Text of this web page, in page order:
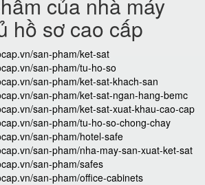
hồ sơ cao cấp
san-pham/ket-sat
san-pham/tu-ho-so
san-pham/ket-sat-khach-san
san-pham/ket-sat-ngan-hang-bemc
san-pham/ket-sat-xuat-khau-cao-cap
san-pham/tu-ho-so-chong-chay
san-pham/hotel-safe
san-pham/nha-may-san-xuat-ket-sat
san-pham/safes
san-pham/office-cabinets